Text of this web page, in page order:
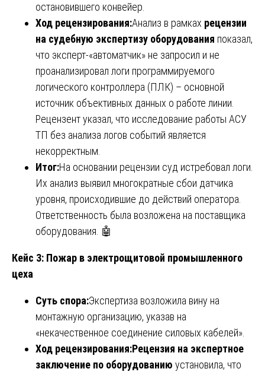
остановившего конвейер.
Ход рецензирования:Анализ в рамках рецензии
на судебную экспертизу оборудования показал,
что эксперт-«автоматчик» не запросил и не
проанализировал логи программируемого
логического контроллера (ПЛК) – основной
источник объективных данных о работе линии.
Рецензент указал, что исследование работы АСУ
ТП без анализа логов событий является
некорректным.
Итог:На основании рецензии суд истребовал логи.
Их анализ выявил многократные сбои датчика
уровня, происходившие до действий оператора.
Ответственность была возложена на поставщика
оборудования. 🤖
Кейс 3: Пожар в электрощитовой промышленного
цеха
Суть спора:Экспертиза возложила вину на
монтажную организацию, указав на
«некачественное соединение силовых кабелей».
Ход рецензирования:Рецензия на экспертное
заключение по оборудованию установила, что